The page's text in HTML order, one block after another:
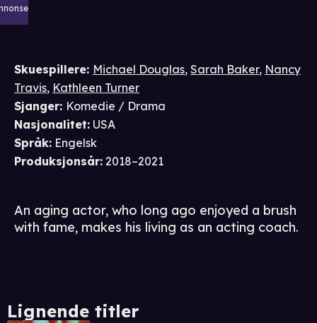
Skuespillere: Michael Douglas, Sarah Baker, Nancy
Travis, Kathleen Turner
Sjanger: Komedie / Drama
Nasjonalitet: USA
Språk: Engelsk
Produksjonsår: 2018–2021
An aging actor, who long ago enjoyed a brush
with fame, makes his living as an acting coach.
Lignende titler